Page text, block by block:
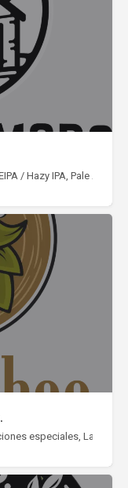
/ Hazy IPA, Pale Ale,
especiales, Lager,